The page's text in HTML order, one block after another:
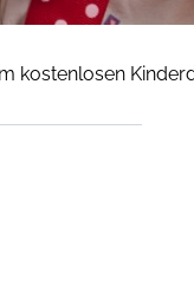
kostenlosen